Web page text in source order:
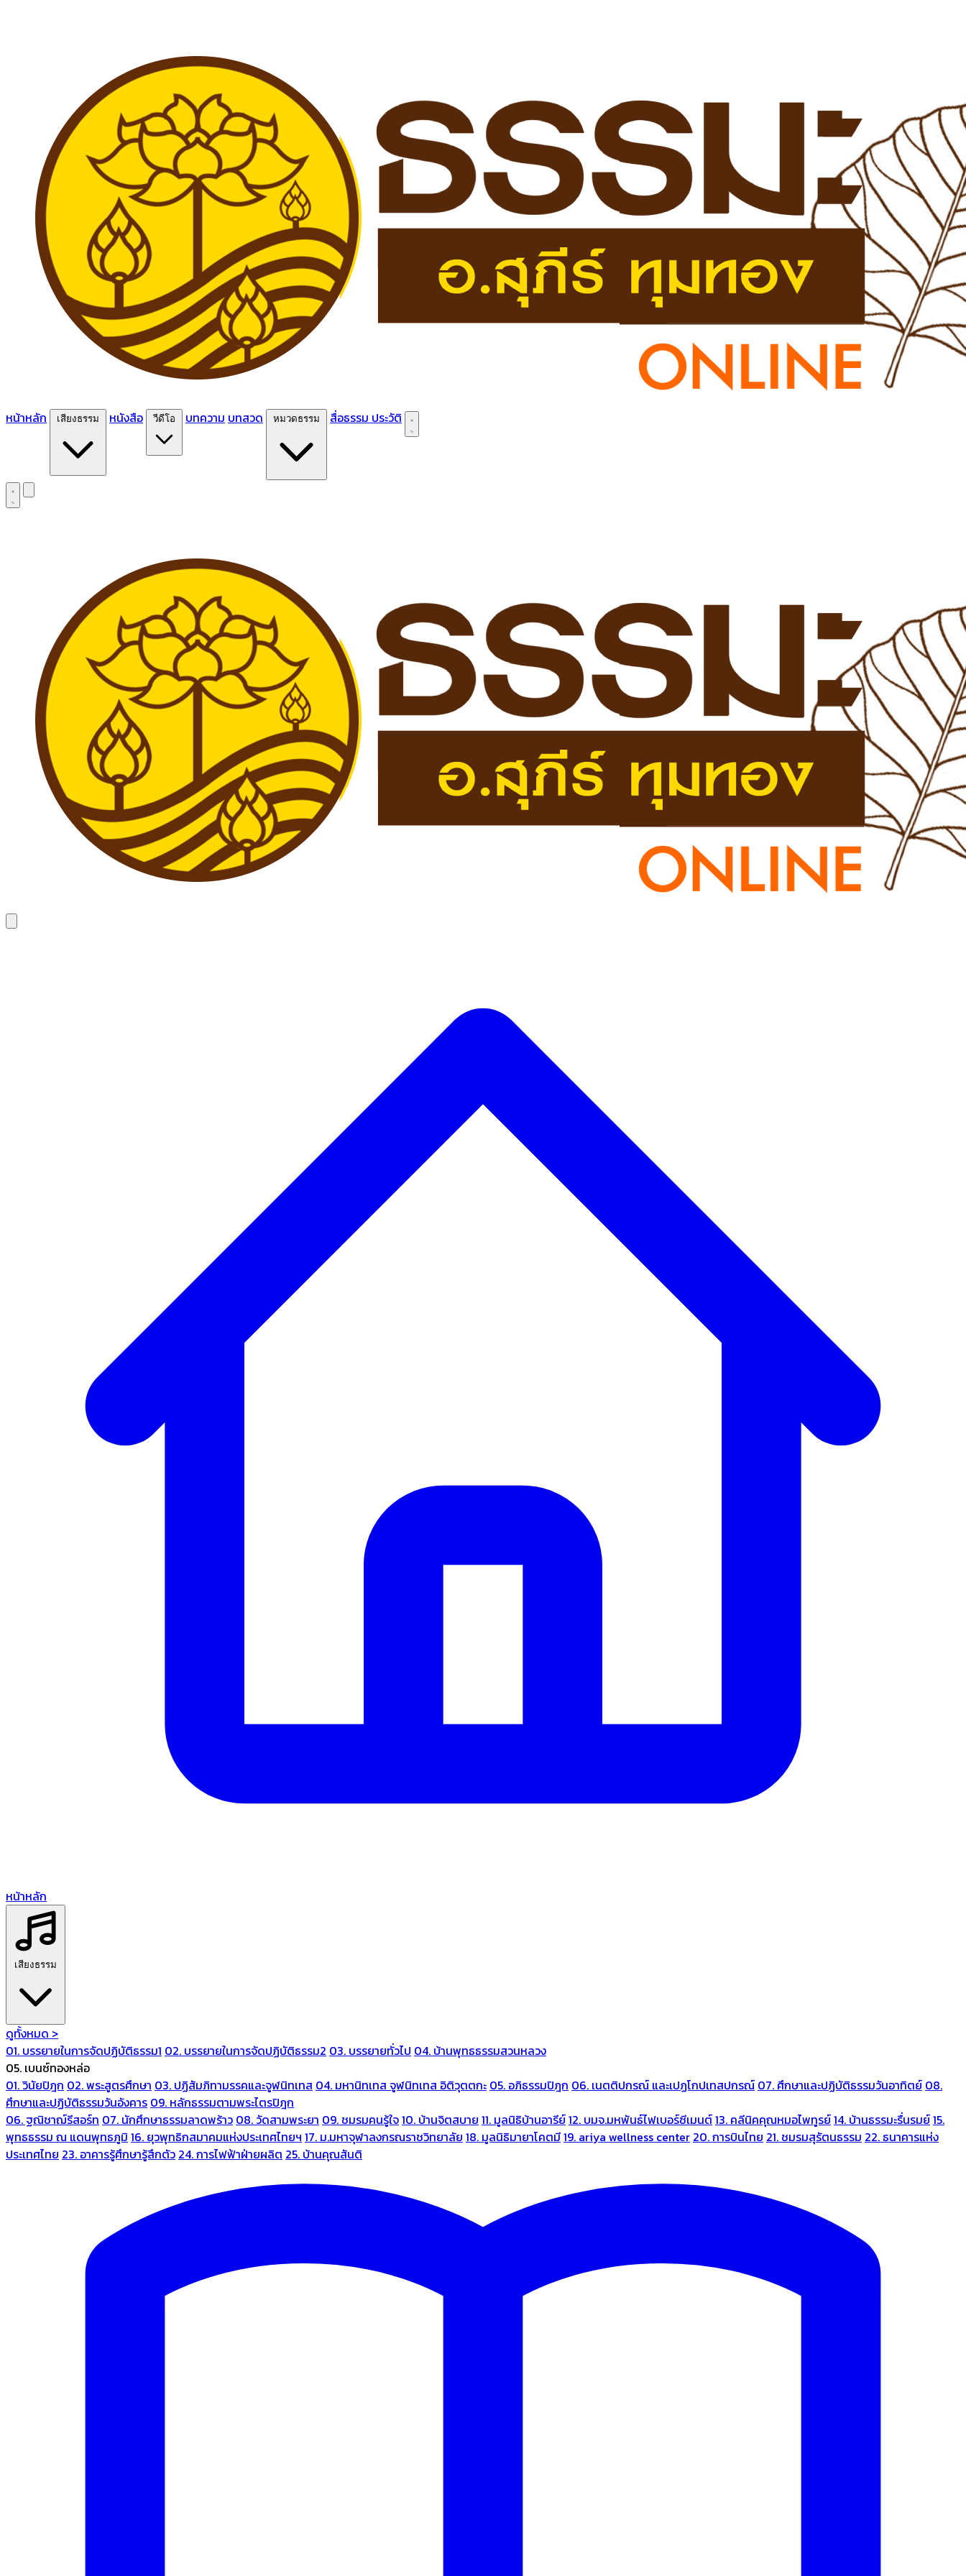
หน้าหลัก หนังสือ บทความ บทสวด สื่อธรรม ประวัติ
หน้าหลัก
เสียงธรรม
ดูทั้งหมด >
01. บรรยายในการจัดปฏิบัติธรรม1 02. บรรยายในการจัดปฏิบัติธรรม2 03. บรรยายทั่วไป 04. บ้านพุทธธรรมสวนหลวง
05. เบนซ์ทองหล่อ
01. วินัยปิฎก 02. พระสูตรศึกษา 03. ปฏิสัมภิทามรรคและจูฬนิทเทส 04. มหานิทเทส จูฬนิทเทส อิติวุตตกะ 05. อภิธรรมปิฎก 06. เนตติปกรณ์ และเปฏโกปเทสปกรณ์ 07. ศึกษาและปฏิบัติธรรมวันอาทิตย์ 08.
ศึกษาและปฏิบัติธรรมวันอังคาร 09. หลักธรรมตามพระไตรปิฎก
06. ฐณิชาฌ์รีสอร์ท 07. นักศึกษาธรรมลาดพร้าว 08. วัดสามพระยา 09. ชมรมคนรู้ใจ10. บ้านจิตสบาย 11. มูลนิธิบ้านอารีย์12. บมจ.มหพันธ์ไฟเบอร์ซีเมนต์13. คลีนิคคุณหมอไพทูรย์14. บ้านธรรมะรื่นรมย์15.
พุทธธรรม ณ แดนพุทธภูมิ 16. ยุวพุทธิกสมาคมแห่งประเทศไทยฯ 17. ม.มหาจุฬาลงกรณราชวิทยาลัย 18. มูลนิธิมายาโคตมี19. ariya wellness center 20. การบินไทย 21. ชมรมสุรัตนธรรม 22. ธนาคารแห่ง
ประเทศไทย 23. อาคารรู้ศึกษารู้สึกตัว 24. การไฟฟ้าฝ่ายผลิต 25. บ้านคุณสันติ